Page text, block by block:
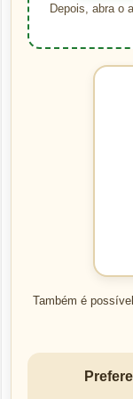
Depois, abra o
Também é